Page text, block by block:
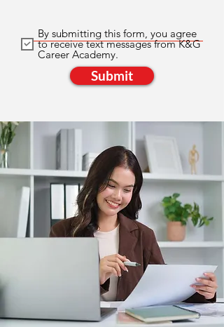
By submitting this form, you agree
to receive text messages from K&G
Career Academy.
Submit